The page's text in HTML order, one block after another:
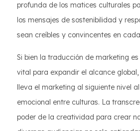
profunda de los matices culturales
los mensajes de sostenibilidad y
sean creíbles y convincentes en
Si bien la traducción de marketing
vital para expandir el alcance
lleva el marketing al siguiente nivel
emocional entre culturas. La
poder de la creatividad para crear